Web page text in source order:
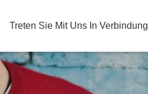
Treten Sie Mit Uns In Verbindung